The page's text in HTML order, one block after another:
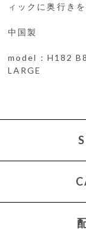
ィックに奥行き
中国製
model：H182
LARGE